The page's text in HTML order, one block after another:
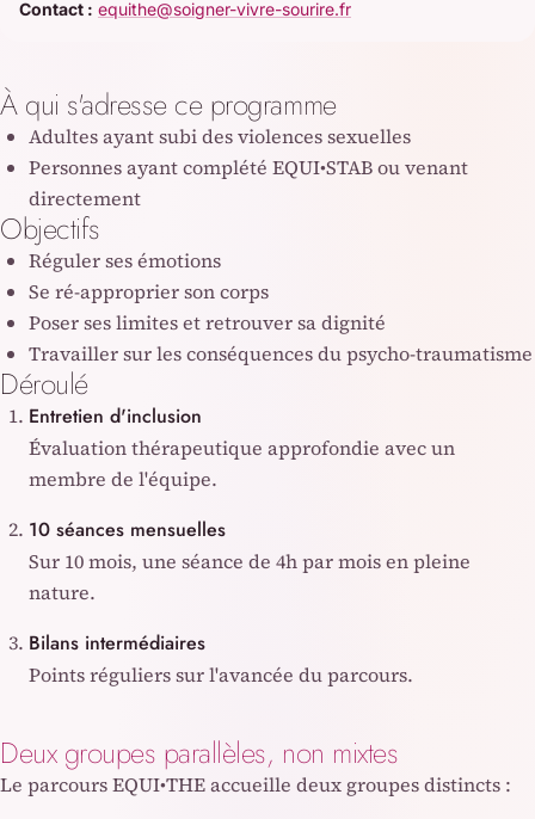
Contact : equithe@soigner-vivre-sourire.fr
À qui s'adresse ce programme
Adultes ayant subi des violences sexuelles
Personnes ayant complété EQUI•STAB ou venant
directement
Objectifs
Réguler ses émotions
Se ré-approprier son corps
Poser ses limites et retrouver sa dignité
Travailler sur les conséquences du psycho-traumatisme
Déroulé
Entretien d'inclusion
Évaluation thérapeutique approfondie avec un
membre de l'équipe.
10 séances mensuelles
Sur 10 mois, une séance de 4h par mois en pleine
nature.
Bilans intermédiaires
Points réguliers sur l'avancée du parcours.
Deux groupes parallèles, non mixtes
Le parcours EQUI•THE accueille deux groupes distincts :